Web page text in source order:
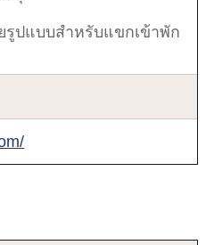
รูปแบบสำหรับแขกเข้าพัก